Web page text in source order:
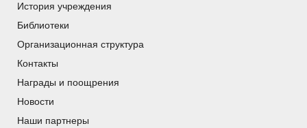
История учреждения
Библиотеки
Организационная структура
Контакты
Награды и поощрения
Новости
Наши партнеры